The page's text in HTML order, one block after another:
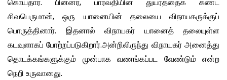
சிவபெருமான், ஒரு யானையின் தலையை விநாயகருக்குப்
பொருத்தினார். இதனால் விநாயகர் யானைத் தலையுள்ள
கடவுளாகப் போற்றப்படுகிறார்.அன்றிலிருந்து விநாயகர் அனைத்து
தொடக்கங்களுக்கும் முன்பாக வணங்கப்பட வேண்டும் என்ற
நெறி உருவானது.